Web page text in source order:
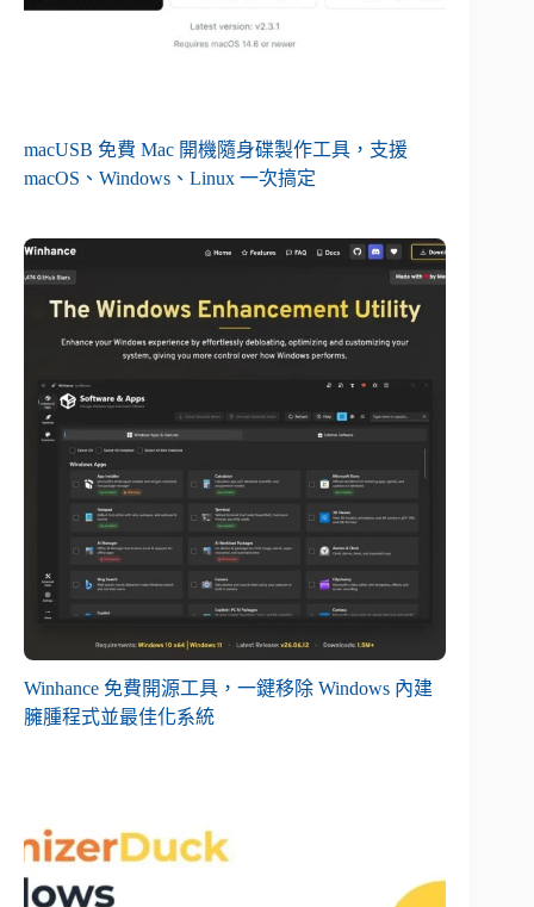
macUSB 免費 Mac 開機隨身碟製作工具，支援
macOS、Windows、Linux 一次搞定
Winhance 免費開源工具，一鍵移除 Windows 內建
臃腫程式並最佳化系統